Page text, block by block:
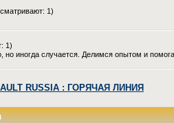
1)
1)
но иногда случается. Делимся опытом и
RUSSIA : ГОРЯЧАЯ ЛИНИЯ